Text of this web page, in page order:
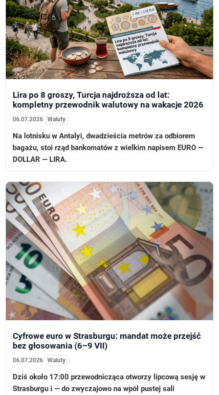
Lira po 8 groszy, Turcja najdroższa od lat:
kompletny przewodnik walutowy na wakacje 2026
06.07.2026 Waluty
Na lotnisku w Antalyi, dwadzieścia metrów za odbiorem
bagażu, stoi rząd bankomatów z wielkim napisem EURO —
DOLLAR — LIRA.
Cyfrowe euro w Strasburgu: mandat może przejść
bez głosowania (6–9 VII)
06.07.2026 Waluty
Dziś około 17:00 przewodnicząca otworzy lipcową sesję w
Strasburgu i — do zwyczajowo na wpół pustej sali